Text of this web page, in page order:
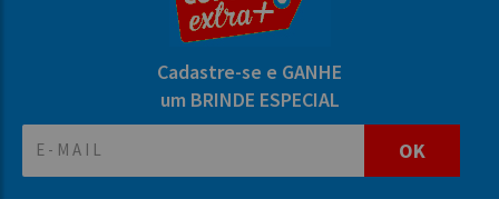
Cadastre-se e GANHE
um BRINDE ESPECIAL
OK